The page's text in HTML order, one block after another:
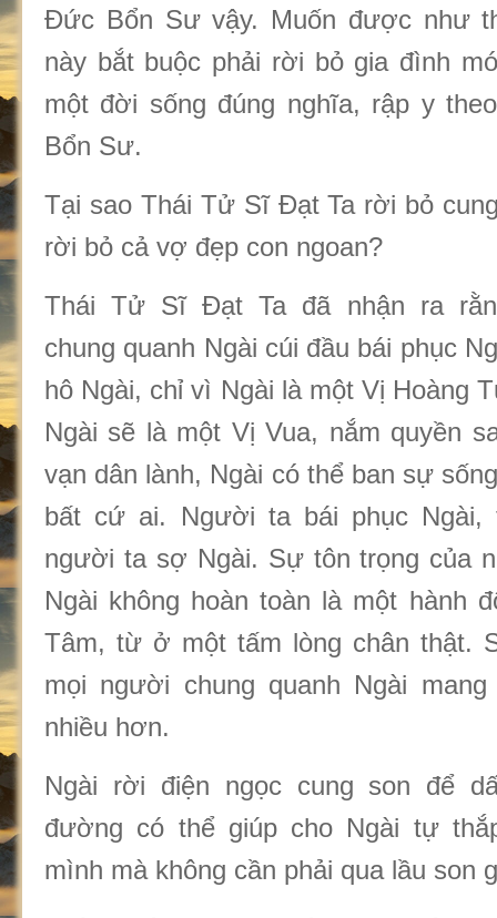
Đức Bổn Sư vậy. Muốn được như
này bắt buộc phải rời bỏ gia đình
một đời sống đúng nghĩa, rập y
Bổn Sư.
Tại sao Thái Tử Sĩ Đạt Ta rời bỏ
rời bỏ cả vợ đẹp con ngoan?
Thái Tử Sĩ Đạt Ta đã nhận ra
chung quanh Ngài cúi đầu bái phục
hô Ngài, chỉ vì Ngài là một Vị Hoàng
Ngài sẽ là một Vị Vua, nắm quyền
vạn dân lành, Ngài có thể ban sự
bất cứ ai. Người ta bái phục Ngài,
người ta sợ Ngài. Sự tôn trọng của
Ngài không hoàn toàn là một hành
Tâm, từ ở một tấm lòng chân thật.
mọi người chung quanh Ngài
nhiều hơn.
Ngài rời điện ngọc cung son để
đường có thể giúp cho Ngài tự
mình mà không cần phải qua lầu son